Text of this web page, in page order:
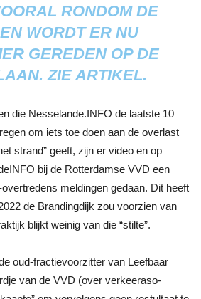
RONDOM DE
WORDT ER NU
GEREDEN OP DE
ZIE ARTIKEL.
die Nesselande.INFO de laatste 10
om iets toe doen aan de overlast
strand” geeft, zijn er video en op
bij de Rotterdamse VVD een
meldingen gedaan. Dit heeft
de Brandingdijk zou voorzien van
blijkt weinig van die “stilte”.
oud-fractievoorzitter van Leefbaar
van de VVD (over verkeeraso-